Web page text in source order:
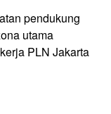
pendukung
utama
PLN Jakarta